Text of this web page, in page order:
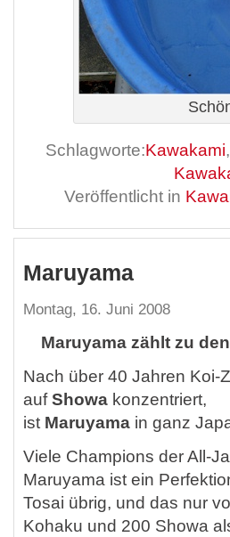
Schlagworte:Kawakami,
Veröffentlicht in
Maruyama
Montag, 16. Juni 2008
Maruyama zählt zu
Nach über 40 Jahren
aufShowa konzentriert,
ist Maruyama in ganz
Viele Champions der All-
Maruyama ist ein
Tosai übrig, und das nur
Kohaku und 200 Showa